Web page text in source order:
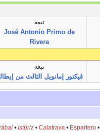
تبعه
José Antonio Primo de
Rivera
تبعه
ڤيكتور إمانويل الثالث من
• Istúriz• Calatrava • Espartero•